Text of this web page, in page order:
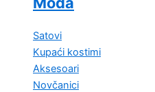
Satovi
Kupaći kostimi
Aksesoari
Novčanici